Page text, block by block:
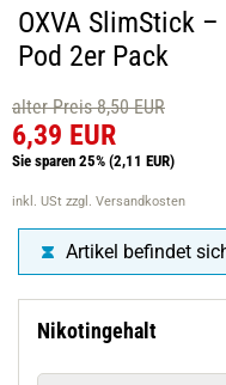
OXVA SlimStick
Pod 2er Pack
alter Preis 8,50 EUR
6,39 EUR
Sie sparen 25% (2,11 EUR)
inkl. USt zzgl. Versandkosten
Artikel befindet
Nikotingehalt